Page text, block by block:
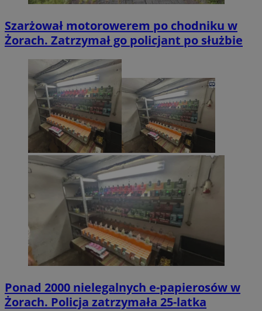
Szarżował motorowerem po chodniku w
Żorach. Zatrzymał go policjant po służbie
Ponad 2000 nielegalnych e-papierosów w
Żorach. Policja zatrzymała 25-latka